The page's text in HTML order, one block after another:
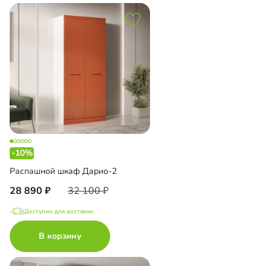
-10%
Распашной шкаф Дарио-2
28 890 32 100
Доступно для доставки
В корзину